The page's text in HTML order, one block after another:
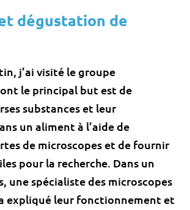
dégustation de
j’ai visité le groupe
le principal but est de
substances et leur
un aliment à l’aide de
de microscopes et de fournir
pour la recherche. Dans un
une spécialiste des microscopes
expliqué leur fonctionnement et